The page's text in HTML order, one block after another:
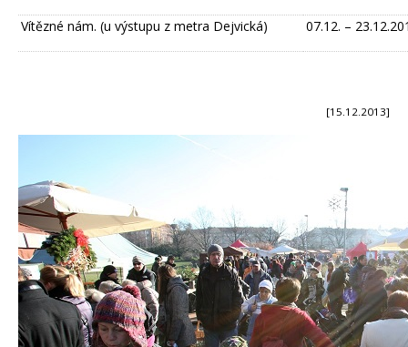
Vítězné nám. (u výstupu z metra Dejvická) 07.12. –
[15.12.2013]